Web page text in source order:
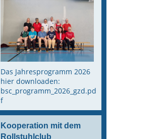
Das Jahresprogramm 2026
hier downloaden:
bsc_programm_2026_gzd.pd
f
Kooperation mit dem
Rollstuhlclub